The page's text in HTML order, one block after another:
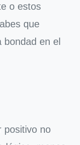
o estos
que
en el
positivo no